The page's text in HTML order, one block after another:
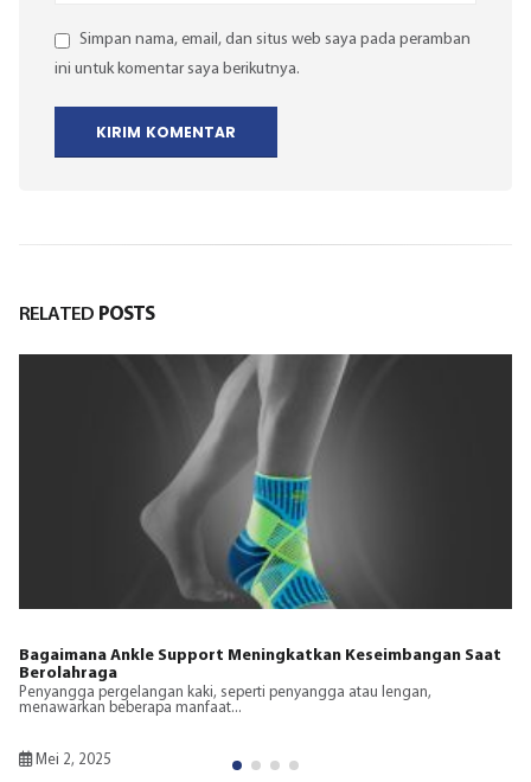
Simpan nama, email, dan situs web saya pada peramban
ini untuk komentar saya berikutnya.
RELATED POSTS
Peran dan Manfaat Ankle Protector dalam Berbagai Jenis
Olahraga
.Penyangga pergelangan kaki penting untuk mencegah cedera,
membantu pemulihan dari...
Mei 2, 2025